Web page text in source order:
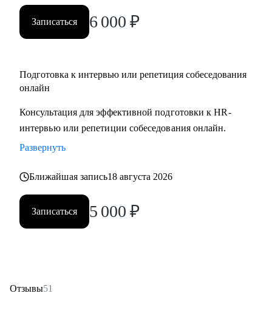
вами.
Записаться
6 000 ₽
Подготовка к интервью или репетиция собеседования
онлайн
Консультация для эффективной подготовки к HR-
интервью или репетиции собеседования онлайн.
Развернуть
Ближайшая запись18 августа 2026
Записаться 5 000 ₽
Отзывы51